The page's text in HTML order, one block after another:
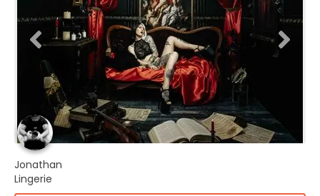
Jonathan
Lingerie